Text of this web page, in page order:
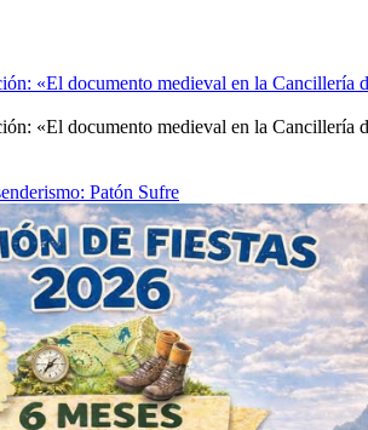
«El documento medieval en la Cancillería
«El documento medieval en la Cancillería
Patón Sufre